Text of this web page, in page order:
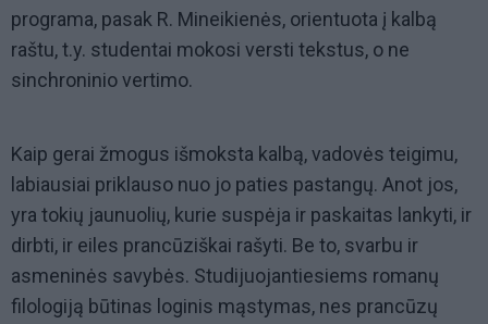
programa, pasak R. Mineikienės, orientuota į kalbą
raštu, t.y. studentai mokosi versti tekstus, o ne
sinchroninio vertimo.
Kaip gerai žmogus išmoksta kalbą, vadovės teigimu,
labiausiai priklauso nuo jo paties pastangų. Anot jos,
yra tokių jaunuolių, kurie suspėja ir paskaitas lankyti, ir
dirbti, ir eiles prancūziškai rašyti. Be to, svarbu ir
asmeninės savybės. Studijuojantiesiems romanų
filologiją būtinas loginis mąstymas, nes prancūzų